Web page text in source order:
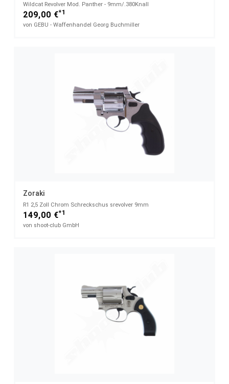
Wildcat Revolver Mod. Panther - 9mm/.380Knall
209,00 €*1
von GEBU - Waffenhandel Georg Buchmiller
Zoraki
R1 2,5 Zoll Chrom Schreckschus srevolver 9mm
149,00 €*1
von shoot-club GmbH